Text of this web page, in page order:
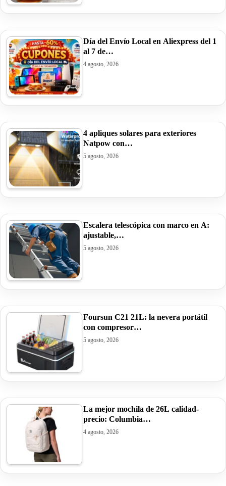
Día del Envío Local en Aliexpress del 1
al 7 de…
4 agosto, 2026
4 apliques solares para exteriores
Natpow con…
5 agosto, 2026
Escalera telescópica con marco en A:
ajustable,…
5 agosto, 2026
Foursun C21 21L: la nevera portátil
con compresor…
5 agosto, 2026
La mejor mochila de 26L calidad-
precio: Columbia…
4 agosto, 2026